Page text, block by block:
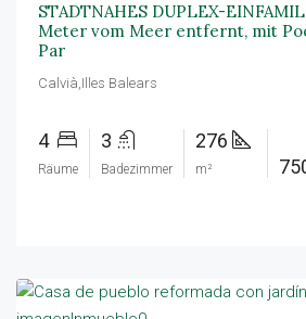
STADTNAHES DUPLEX-
Meter vom Meer entfernt, mit
Par
Calvià,Illes Balears
4
Räume
3
Badezimmer
276
m²